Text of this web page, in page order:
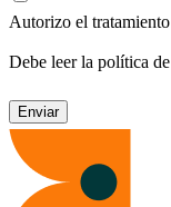
Autorizo el
Debe leer la política